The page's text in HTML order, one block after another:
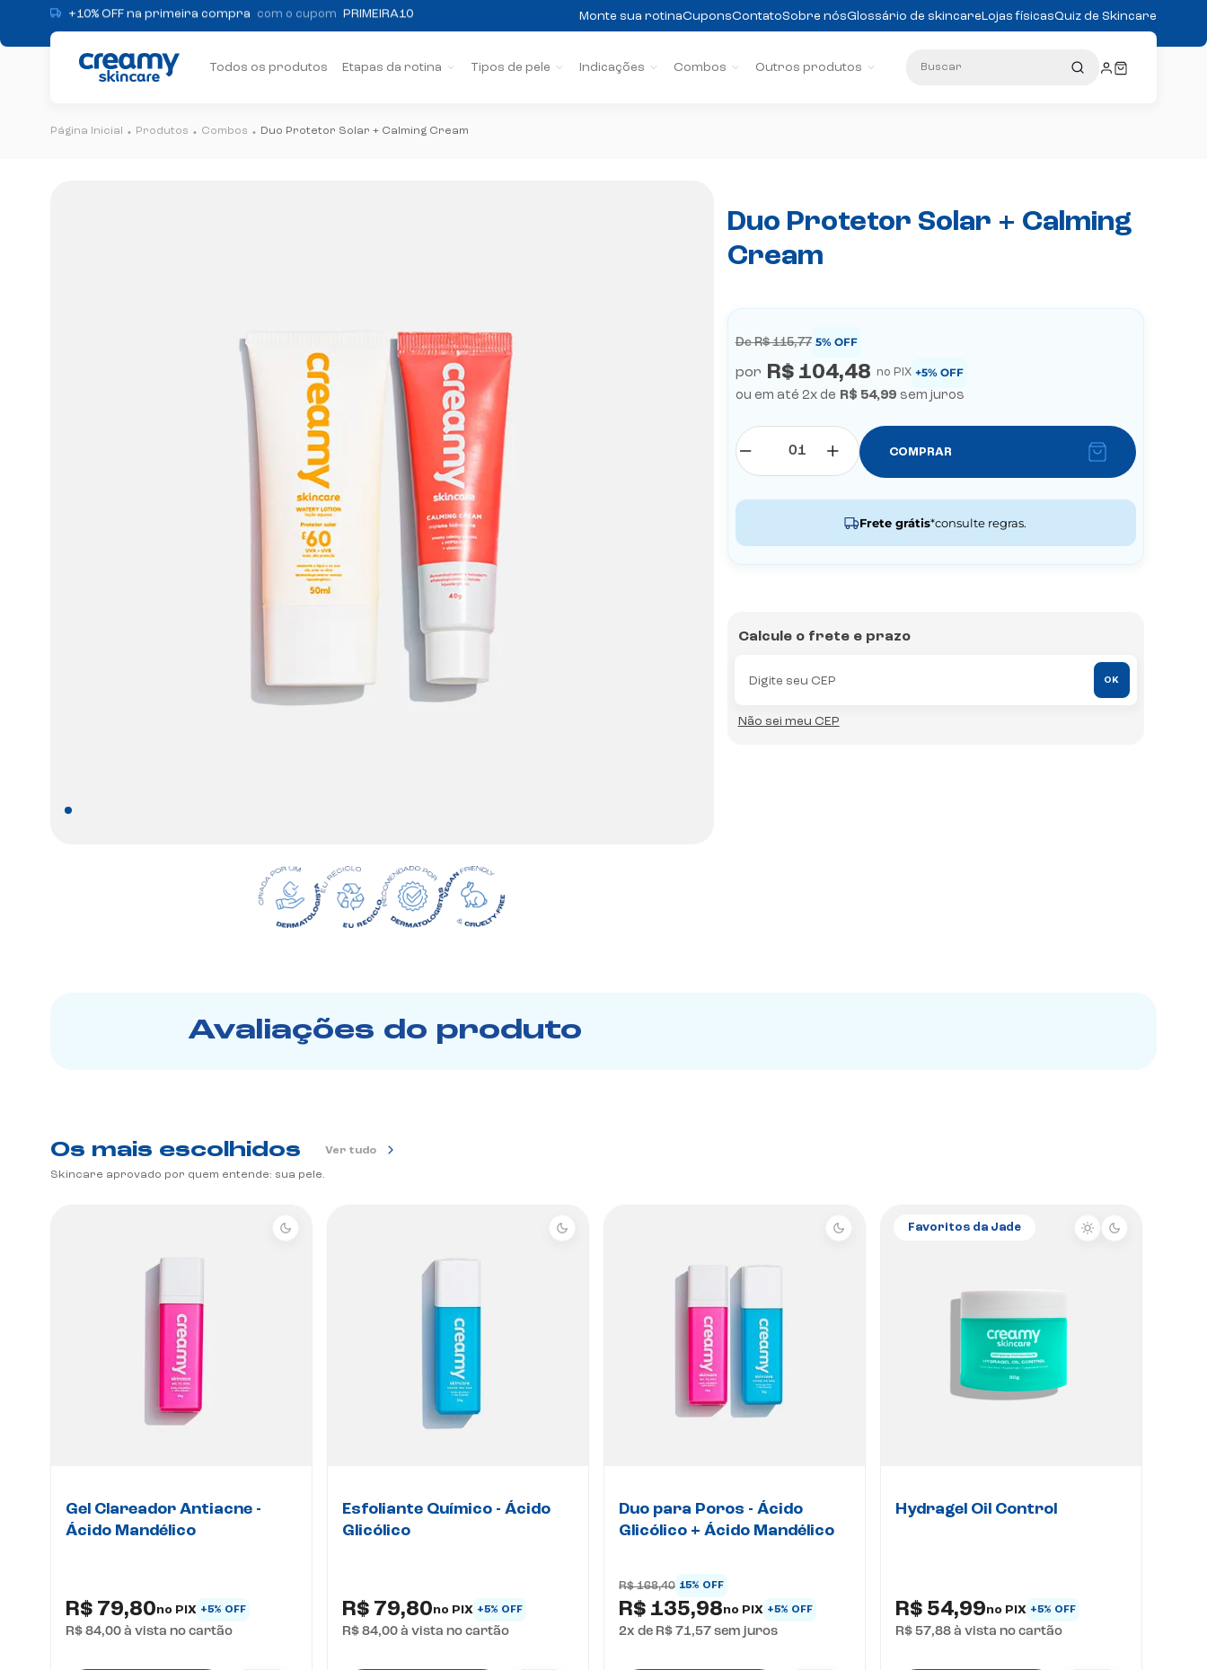
Ganhe +5% OFF no PIX!
Brinde exclusivo
+10% OFF na primeira compra com o cupom PRIMEIRA10
Monte sua rotinaCuponsContatoSobre nósGlossário de skincare Lojas físicasQuiz de Skincare
Todos os produtos Etapas da rotina Tipos de pele Indicações Combos Outros produtos Buscar
Produtos Combos Duo Protetor Solar + Calming Cream
Duo Protetor Solar + Calming
Cream
De R$ 115,77 5% OFF
por R$ 104,48 no PIX +5% OFF
ou em até 2x de R$ 54,99 sem juros
COMPRAR
Frete grátis*consulte regras.
Calcule o frete e prazo
OK
Não sei meu CEP
Avaliações do produto
Os mais escolhidos
Skincare aprovado por quem entende: sua pele.
Ver tudo
Gel Clareador Antiacne -
Ácido Mandélico
R$ 79,80no PIX +5% OFF
R$ 84,00 à vista no cartão
Esfoliante Químico - Ácido
Glicólico
R$ 79,80no PIX +5% OFF
R$ 84,00 à vista no cartão
Duo para Poros - Ácido
Glicólico + Ácido Mandélico
R$ 168,40 15% OFF
R$ 135,98no PIX +5% OFF
2x de R$ 71,57 sem juros
Favoritos da Jade
Hydragel Oil Control
R$ 54,99no PIX +5% OFF
R$ 57,88 à vista no cartão